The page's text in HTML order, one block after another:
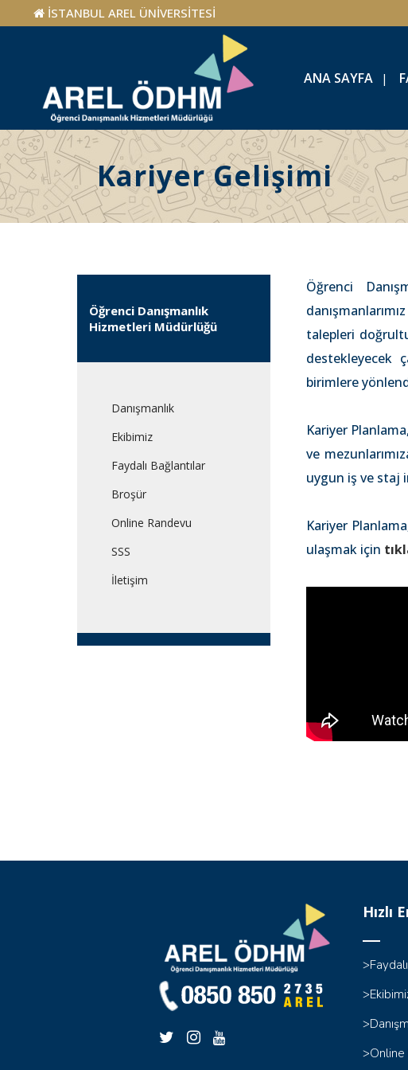
İSTANBUL AREL ÜNİVERSİTESİ
ANA SAYFA
Kariyer Gelişimi
Öğrenci Danışmanlık
Hizmetleri Müdürlüğü
Danışmanlık
Ekibimiz
Faydalı Bağlantılar
Broşür
Online Randevu
SSS
İletişim
Öğrenci
talepleri
destekleyecek
birimlere
Kariyer
ve
uygun iş ve staj
Kariyer
ulaşmak için
Hızlı
>Online